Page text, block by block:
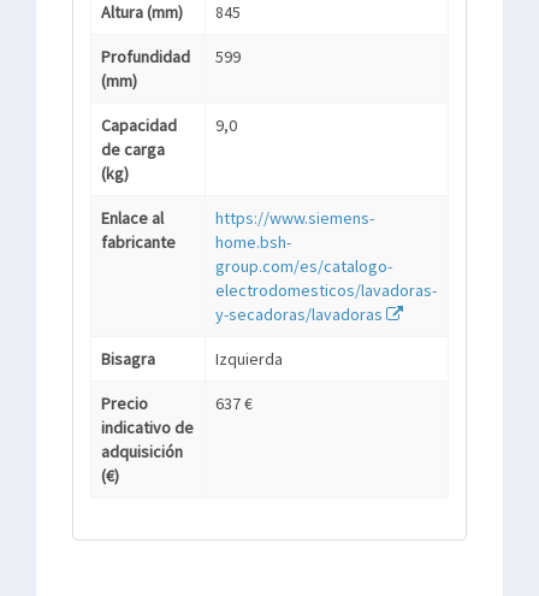
Altura (mm) 845
Profundidad
(mm)
599
Capacidad
de carga
(kg)
9,0
Enlace al
fabricante
https://www.siemens-
home.bsh-
group.com/es/catalogo-
electrodomesticos/lavadoras-
y-secadoras/lavadoras
Bisagra Izquierda
Precio
indicativo de
adquisición
(€)
637 €